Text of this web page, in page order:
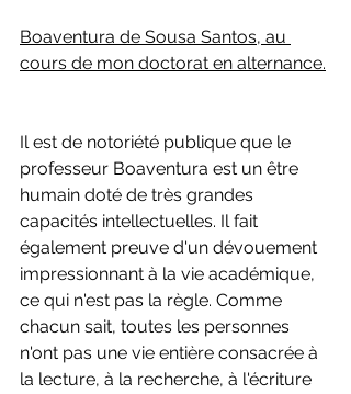
Boaventura de Sousa Santos, au
cours de mon doctorat en alternance.
Il est de notoriété publique que le
professeur Boaventura est un être
humain doté de très grandes
capacités intellectuelles. Il fait
également preuve d'un dévouement
impressionnant à la vie académique,
ce qui n'est pas la règle. Comme
chacun sait, toutes les personnes
n'ont pas une vie entière consacrée à
la lecture, à la recherche, à l'écriture